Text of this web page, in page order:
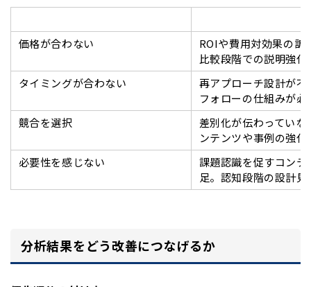
価格が合わない
ROIや費用対効果の訴
比較段階での説明強化
タイミングが合わない
再アプローチ設計が不
フォローの仕組みが必
競合を選択
差別化が伝わっていな
ンテンツや事例の強化
必要性を感じない
課題認識を促すコンテ
足。認知段階の設計
分析結果をどう改善につなげるか